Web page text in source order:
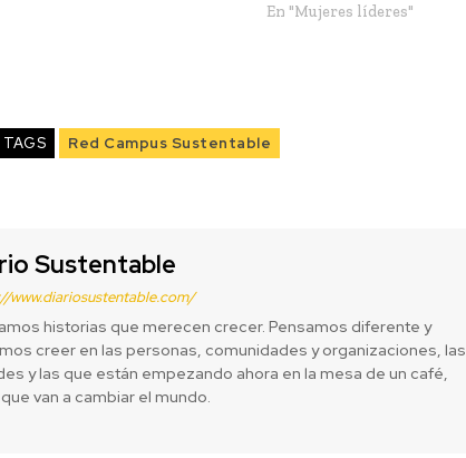
En "Mujeres líderes"
TAGS Red Campus Sustentable
Sustentable
www.diariosustentable.com/
historias que merecen crecer. Pensamos diferente y
creer en las personas, comunidades y organizaciones, las
y las que están empezando ahora en la mesa de un café,
van a cambiar el mundo.